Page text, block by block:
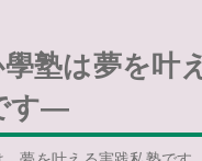
塾は夢を叶
す―